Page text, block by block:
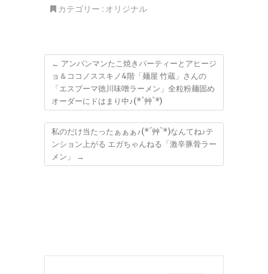
カテゴリー : オリジナル
← アンパンマンたこ焼きパーティーとアヒージ
ョ＆ココノススキノ4階「麺屋 竹蔵」さんの
「エスプーマ徳川味噌ラーメン」全粒粉麺固め
オーダーにドはまり中♪(*´艸`*)
私のだけ当たったぁぁぁ♪(*´艸`*)なんてね♪テ
ンション上がる エガちゃんねる「激辛豚骨ラー
メン」
→